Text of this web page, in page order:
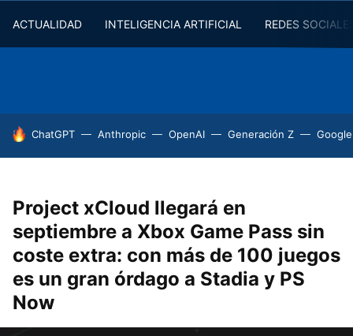
ACTUALIDAD INTELIGENCIA ARTIFICIAL REDES
HOY SE HABLA DE
ChatGPT Anthropic OpenAI Generación Z
Project xCloud llegará en
septiembre a Xbox Game Pass sin
coste extra: con más de 100 juegos
es un gran órdago a Stadia y PS
Now